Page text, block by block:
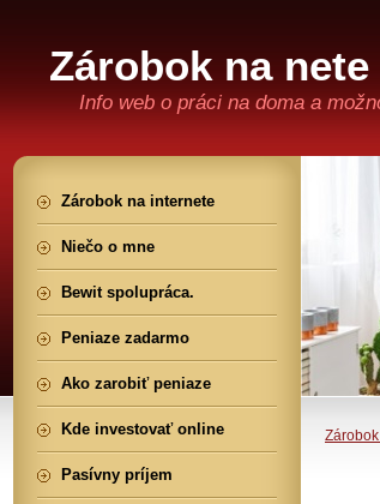
Zárobok na
Info web o práci na doma a
Zárobok na internete
Niečo o mne
Bewit spolupráca.
Peniaze zadarmo
Ako zarobiť peniaze
Kde investovať online
Pasívny príjem